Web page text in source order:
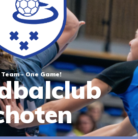
Team - One Game!